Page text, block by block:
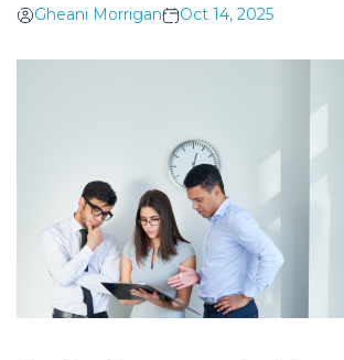
Gheani Morrigan Oct 14, 2025